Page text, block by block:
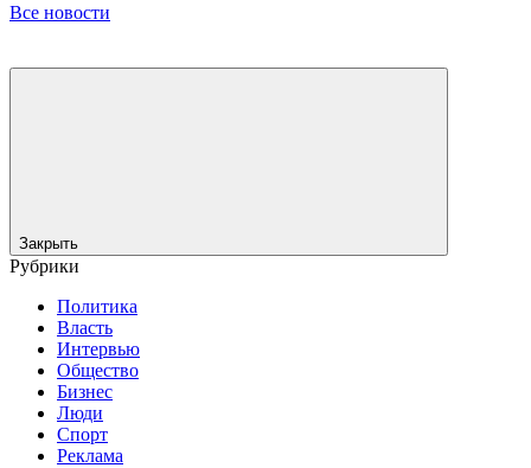
Все новости
Закрыть
Рубрики
Политика
Власть
Интервью
Общество
Бизнес
Люди
Спорт
Реклама